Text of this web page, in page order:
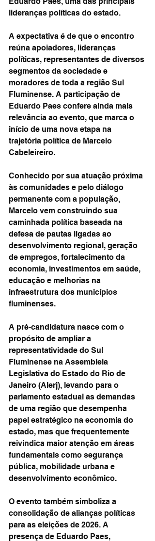
lideranças políticas do estado.
A expectativa é de que o encontro
reúna apoiadores, lideranças
políticas, representantes de diversos
segmentos da sociedade e
moradores de toda a região Sul
Fluminense. A participação de
Eduardo Paes confere ainda mais
relevância ao evento, que marca o
início de uma nova etapa na
trajetória política de Marcelo
Cabeleireiro.
Conhecido por sua atuação próxima
às comunidades e pelo diálogo
permanente com a população,
Marcelo vem construindo sua
caminhada política baseada na
defesa de pautas ligadas ao
desenvolvimento regional, geração
de empregos, fortalecimento da
economia, investimentos em saúde,
educação e melhorias na
infraestrutura dos municípios
fluminenses.
A pré-candidatura nasce com o
propósito de ampliar a
representatividade do Sul
Fluminense na Assembleia
Legislativa do Estado do Rio de
Janeiro (Alerj), levando para o
parlamento estadual as demandas
de uma região que desempenha
papel estratégico na economia do
estado, mas que frequentemente
reivindica maior atenção em áreas
fundamentais como segurança
pública, mobilidade urbana e
desenvolvimento econômico.
O evento também simboliza a
consolidação de alianças políticas
para as eleições de 2026. A
presença de Eduardo Paes,